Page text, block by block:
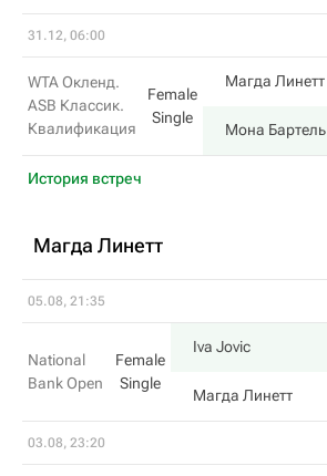
31.12, 06:00
WTA Окленд.
ASB Классик.
Квалификация
Female
Single
Магда Линетт
Мона Бартель
История встреч
Магда Линетт
05.08, 21:35
National
Bank Open
Female
Single
Iva Jovic
Магда Линетт
03.08, 23:20